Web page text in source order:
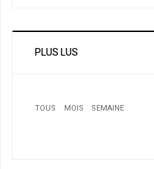
PLUS LUS
TOUS MOIS
SEMAINE